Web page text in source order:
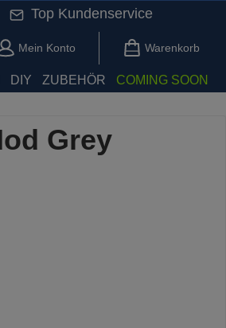
Top Kundenservice
0 Produkte auf dem Merkzettel
Mein Konto Warenkorb
DIY ZUBEHÖR COMING SOON
Grey